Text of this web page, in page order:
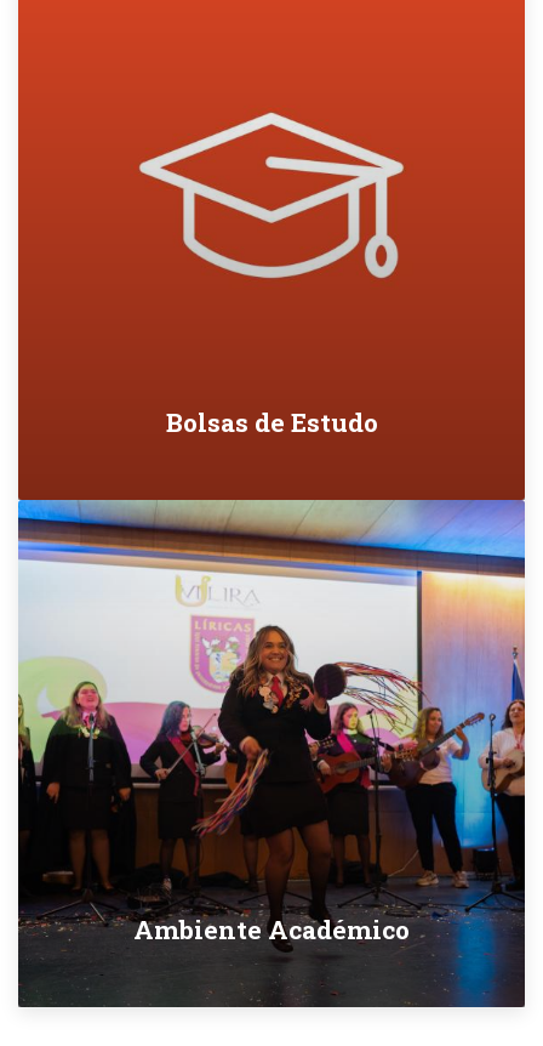
Bolsas de Estudo
Ambiente Académico